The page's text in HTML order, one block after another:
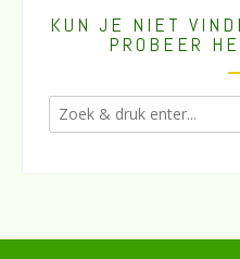
KUN JE NIET
PROBEER